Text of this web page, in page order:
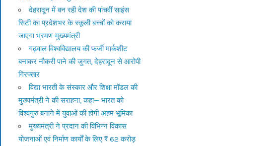
देहरादून में बन रही देश की पांचवीं साइंस
सिटी का प्रदेशभर के स्कूली बच्चों को कराया
जाएगा भ्रमण-मुख्यमंत्री
गढ़वाल विश्वविद्यालय की फर्जी मार्कशीट
बनाकर नौकरी पाने की जुगत, देहरादून से आरोपी
गिरफ्तार
विद्या भारती के संस्कार और शिक्षा मॉडल की
मुख्यमंत्री ने की सराहना, कहा— भारत को
विश्वगुरु बनाने में युवाओं की होगी अहम भूमिका
मुख्यमंत्री ने प्रदान की विभिन्न विकास
योजनाओं एवं निर्माण कार्यों के लिए ₹ 62 करोड़